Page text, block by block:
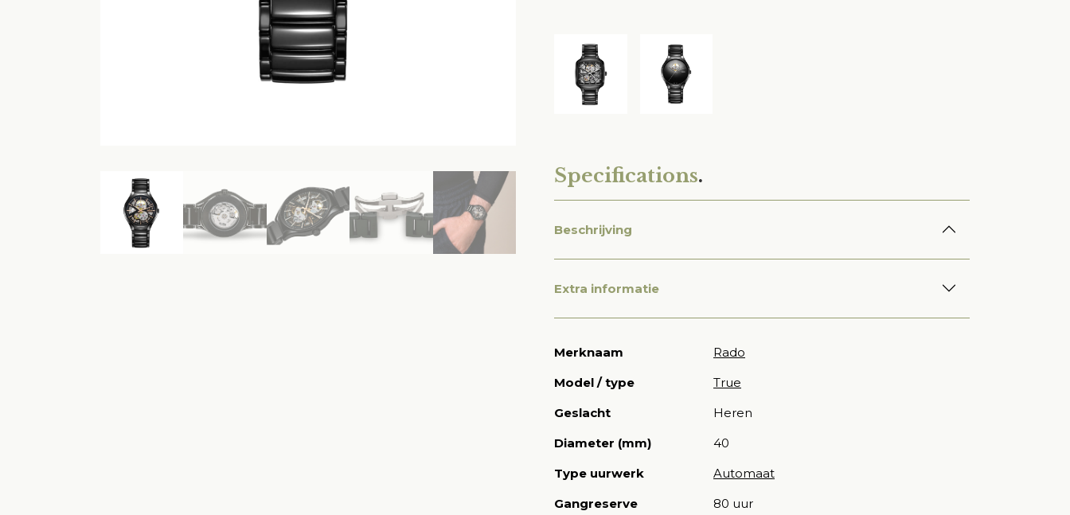
Specifications.
Beschrijving
Extra informatie
Merknaam
Rado
Model / type
True
Geslacht
Heren
Diameter (mm)
40
Type uurwerk
Automaat
Gangreserve
80 uur